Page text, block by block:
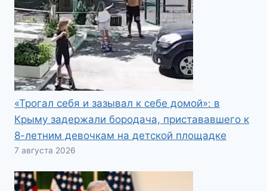
«Трогал себя и зазывал к себе домой»: в
Крыму задержали бородача, пристававшего к
8-летним девочкам на детской площадке
7 августа 2026